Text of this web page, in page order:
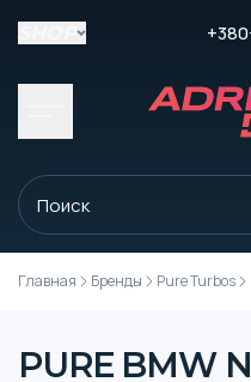
Главная Бренды Pure Turbos
PURE BMW